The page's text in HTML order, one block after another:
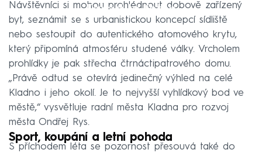
Failed to fetch
Návštěvníci si mohou prohlédnout dobově zařízený
byt, seznámit se s urbanistickou koncepcí sídliště
nebo sestoupit do autentického atomového krytu,
který připomíná atmosféru studené války. Vrcholem
prohlídky je pak střecha čtrnáctipatrového domu.
„Právě odtud se otevírá jedinečný výhled na celé
Kladno i jeho okolí. Je to nejvyšší vyhlídkový bod ve
městě,“ vysvětluje radní města Kladna pro rozvoj
města Ondřej Rys.
Sport, koupání a letní pohoda
S příchodem léta se pozornost přesouvá také do